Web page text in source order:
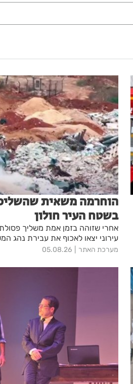
הוחרמה משאית
בשטח העיר חולון
אחרי שזוהה בזמן אמת משליך פסולת,
עירוני יצאו לאכוף את עבירת נהג
מערכת האתר 05.08.26